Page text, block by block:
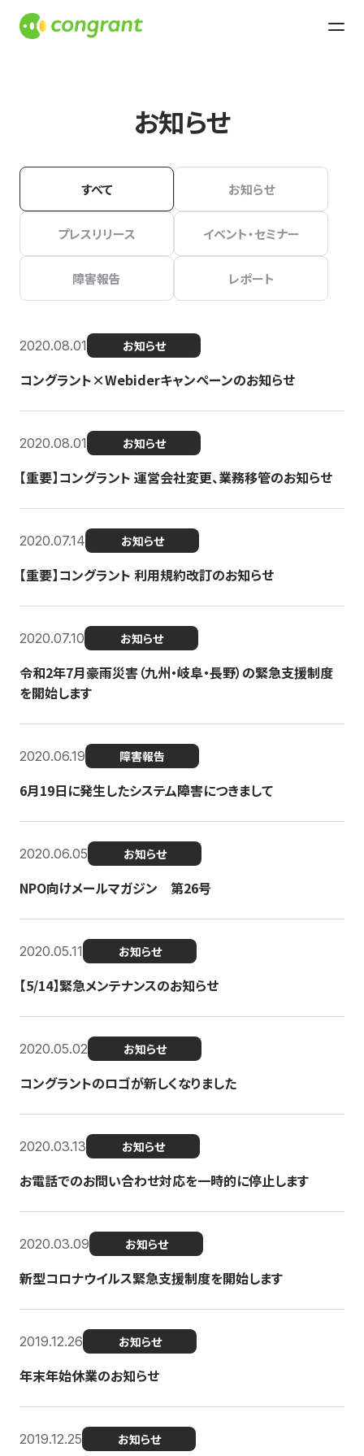
お知らせ
すべて お知らせ
プレスリリース イベント・セミナー
障害報告 レポート
2020.08.01 お知らせ
コングラント×Webiderキャンペーンのお知らせ
2020.08.01 お知らせ
【重要】コングラント 運営会社変更、業務移管のお知らせ
2020.07.14 お知らせ
【重要】コングラント 利用規約改訂のお知らせ
2020.07.10 お知らせ
令和2年7月豪雨災害（九州・岐阜・長野）の緊急支援制度
を開始します
2020.06.19 障害報告
6月19日に発生したシステム障害につきまして
2020.06.05 お知らせ
NPO向けメールマガジン 第26号
2020.05.11 お知らせ
【5/14】緊急メンテナンスのお知らせ
2020.05.02 お知らせ
コングラントのロゴが新しくなりました
2020.03.13 お知らせ
お電話でのお問い合わせ対応を一時的に停止します
2020.03.09 お知らせ
新型コロナウイルス緊急支援制度を開始します
2019.12.26 お知らせ
年末年始休業のお知らせ
2019.12.25 お知らせ